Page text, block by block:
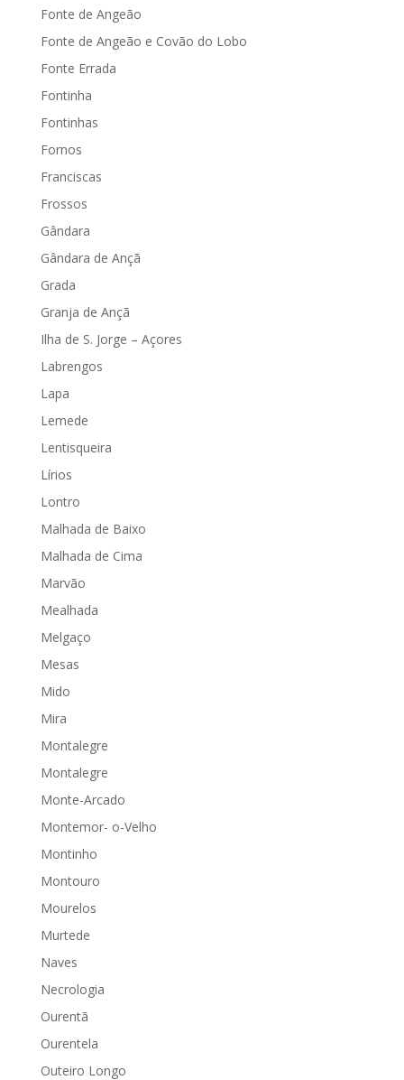
Fonte de Angeão
Fonte de Angeão e Covão do Lobo
Fonte Errada
Fontinha
Fontinhas
Fornos
Franciscas
Frossos
Gândara
Gândara de Ançã
Grada
Granja de Ançã
Ilha de S. Jorge – Açores
Labrengos
Lapa
Lemede
Lentisqueira
Lírios
Lontro
Malhada de Baixo
Malhada de Cima
Marvão
Mealhada
Melgaço
Mesas
Mido
Mira
Montalegre
Montalegre
Monte-Arcado
Montemor- o-Velho
Montinho
Montouro
Mourelos
Murtede
Naves
Necrologia
Ourentã
Ourentela
Outeiro Longo